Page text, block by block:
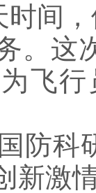
间，
。这
飞
防科
新激